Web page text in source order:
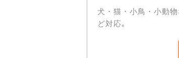
犬・猫・小鳥・小動
ど対応｡